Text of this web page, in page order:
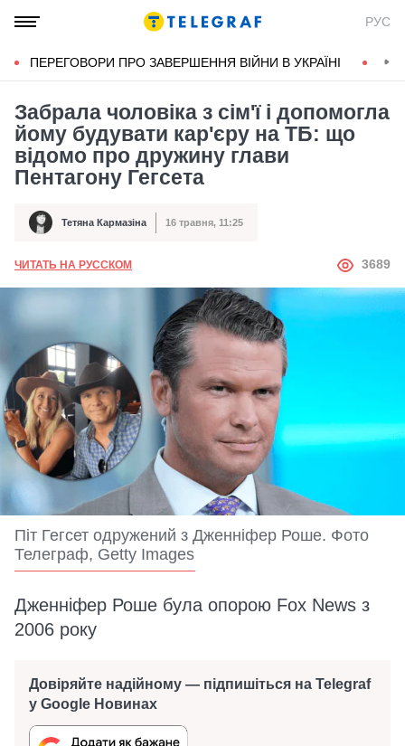
РУС
ПЕРЕГОВОРИ ПРО ЗАВЕРШЕННЯ ВІЙНИ В УКРАЇНІ
Забрала чоловіка з сім'ї і допомогла
йому будувати кар'єру на ТБ: що
відомо про дружину глави
Пентагону Гегсета
Автор Тетяна Кармазіна
Дата публікації 16 травня, 11:25
ЧИТАТЬ НА РУССКОМ АВТОР
3689
Піт Гегсет одружений з Дженніфер Роше. Фото
Телеграф, Getty Images
Дженніфер Роше була опорою Fox News з
2006 року
Довіряйте надійному — підпишіться на Telegraf
у Google Новинах